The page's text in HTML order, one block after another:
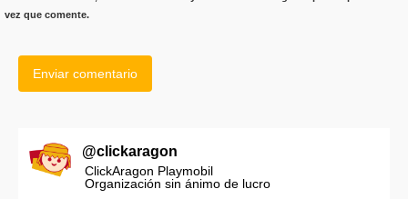
vez que comente.
@clickaragon
ClickAragon Playmobil
Organización sin ánimo de lucro